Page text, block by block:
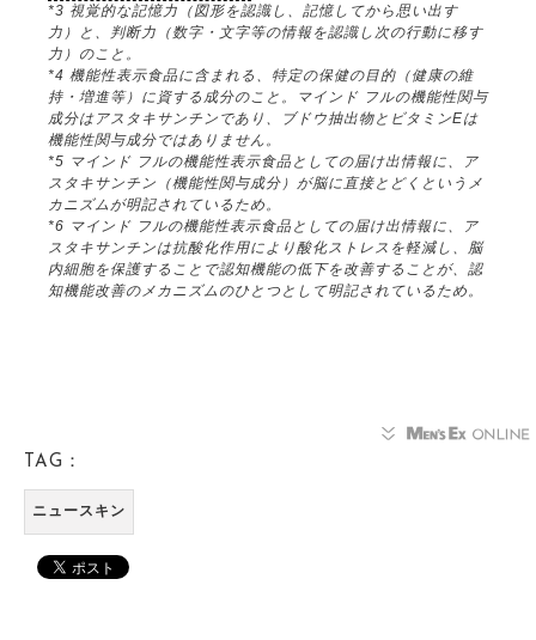
*3 視覚的な記憶力（図形を認識し、記憶してから思い出す
力）と、判断力（数字・文字等の情報を認識し次の行動に移す
力）のこと。
*4 機能性表示食品に含まれる、特定の保健の目的（健康の維
持・増進等）に資する成分のこと。マインド フルの機能性関与
成分はアスタキサンチンであり、ブドウ抽出物とビタミンEは
機能性関与成分ではありません。
*5 マインド フルの機能性表示食品としての届け出情報に、ア
スタキサンチン（機能性関与成分）が脳に直接とどくというメ
カニズムが明記されているため。
*6 マインド フルの機能性表示食品としての届け出情報に、ア
スタキサンチンは抗酸化作用により酸化ストレスを軽減し、脳
内細胞を保護することで認知機能の低下を改善することが、認
知機能改善のメカニズムのひとつとして明記されているため。
TAG：
ニュースキン